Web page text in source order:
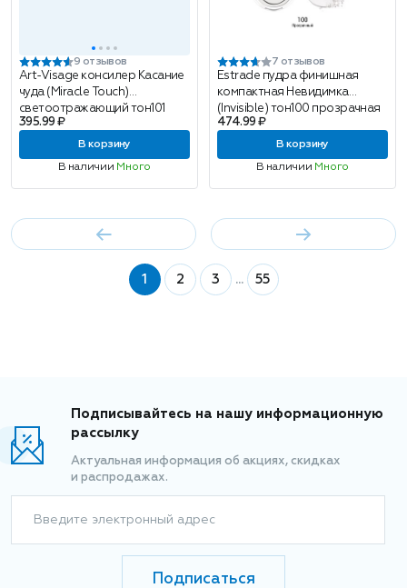
9 отзывов
Art-Visage консилер Касание
чуда (Miracle Touch)
светоотражающий тон101
395.99 ₽
В корзину
В наличии Много
7 отзывов
Estrade пудра финишная
компактная Невидимка
(Invisible) тон100 прозрачная
474.99 ₽
В корзину
В наличии Много
1 2 3 ... 55
Подписывайтесь на нашу информационную
рассылку
Актуальная информация об акциях, скидках
и распродажах.
Введите электронный адрес
Подписаться